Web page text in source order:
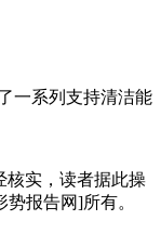
一系列支持清洁能
核实，读者据此操
报告网]所有。